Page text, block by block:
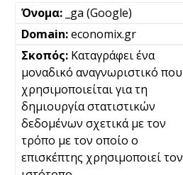
_ga (Google)
economix.gr
Καταγράφει ένα
μοναδικό αναγνωριστικό που
χρησιμοποιείται για τη
δημιουργία στατιστικών
δεδομένων σχετικά με τον
τρόπο με τον οποίο ο
επισκέπτης χρησιμοποιεί τον